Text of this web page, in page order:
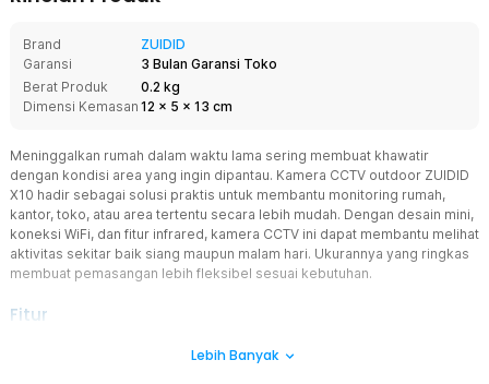
Brand
ZUIDID
Garansi
3 Bulan Garansi Toko
Berat Produk
0.2 kg
Dimensi Kemasan 12 x 5 x 13 cm
Meninggalkan rumah dalam waktu lama sering membuat khawatir
dengan kondisi area yang ingin dipantau. Kamera CCTV outdoor ZUIDID
X10 hadir sebagai solusi praktis untuk membantu monitoring rumah,
kantor, toko, atau area tertentu secara lebih mudah. Dengan desain mini,
koneksi WiFi, dan fitur infrared, kamera CCTV ini dapat membantu melihat
aktivitas sekitar baik siang maupun malam hari. Ukurannya yang ringkas
membuat pemasangan lebih fleksibel sesuai kebutuhan.
Fitur
Video dan Gambar JernihLebih Banyak